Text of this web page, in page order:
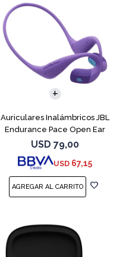
Auriculares Inalámbricos JBL
Endurance Pace Open Ear
Purpura
USD 79,00
USD 67,15